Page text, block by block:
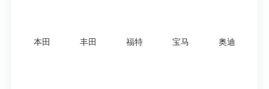
本田 丰田 福特 宝马 奥迪